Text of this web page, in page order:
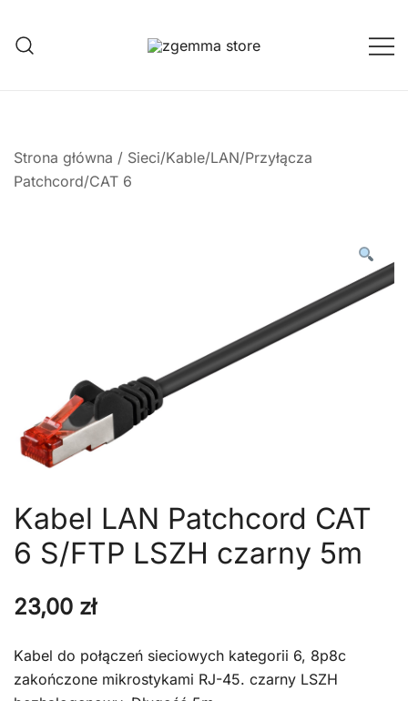
treści
Strona główna / Sieci/Kable/LAN/Przyłącza
Patchcord/CAT 6
Kabel LAN Patchcord CAT
6 S/FTP LSZH czarny 5m
23,00 zł
Kabel do połączeń sieciowych kategorii 6, 8p8c
zakończone mikrostykami RJ-45. czarny LSZH